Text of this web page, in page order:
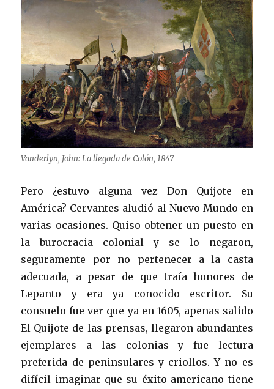
Vanderlyn, John: La llegada de Colón, 1847
Pero ¿estuvo alguna vez Don Quijote en
América? Cervantes aludió al Nuevo Mundo en
varias ocasiones. Quiso obtener un puesto en
la burocracia colonial y se lo negaron,
seguramente por no pertenecer a la casta
adecuada, a pesar de que traía honores de
Lepanto y era ya conocido escritor. Su
consuelo fue ver que ya en 1605, apenas salido
El Quijote de las prensas, llegaron abundantes
ejemplares a las colonias y fue lectura
preferida de peninsulares y criollos. Y no es
difícil imaginar que su éxito americano tiene